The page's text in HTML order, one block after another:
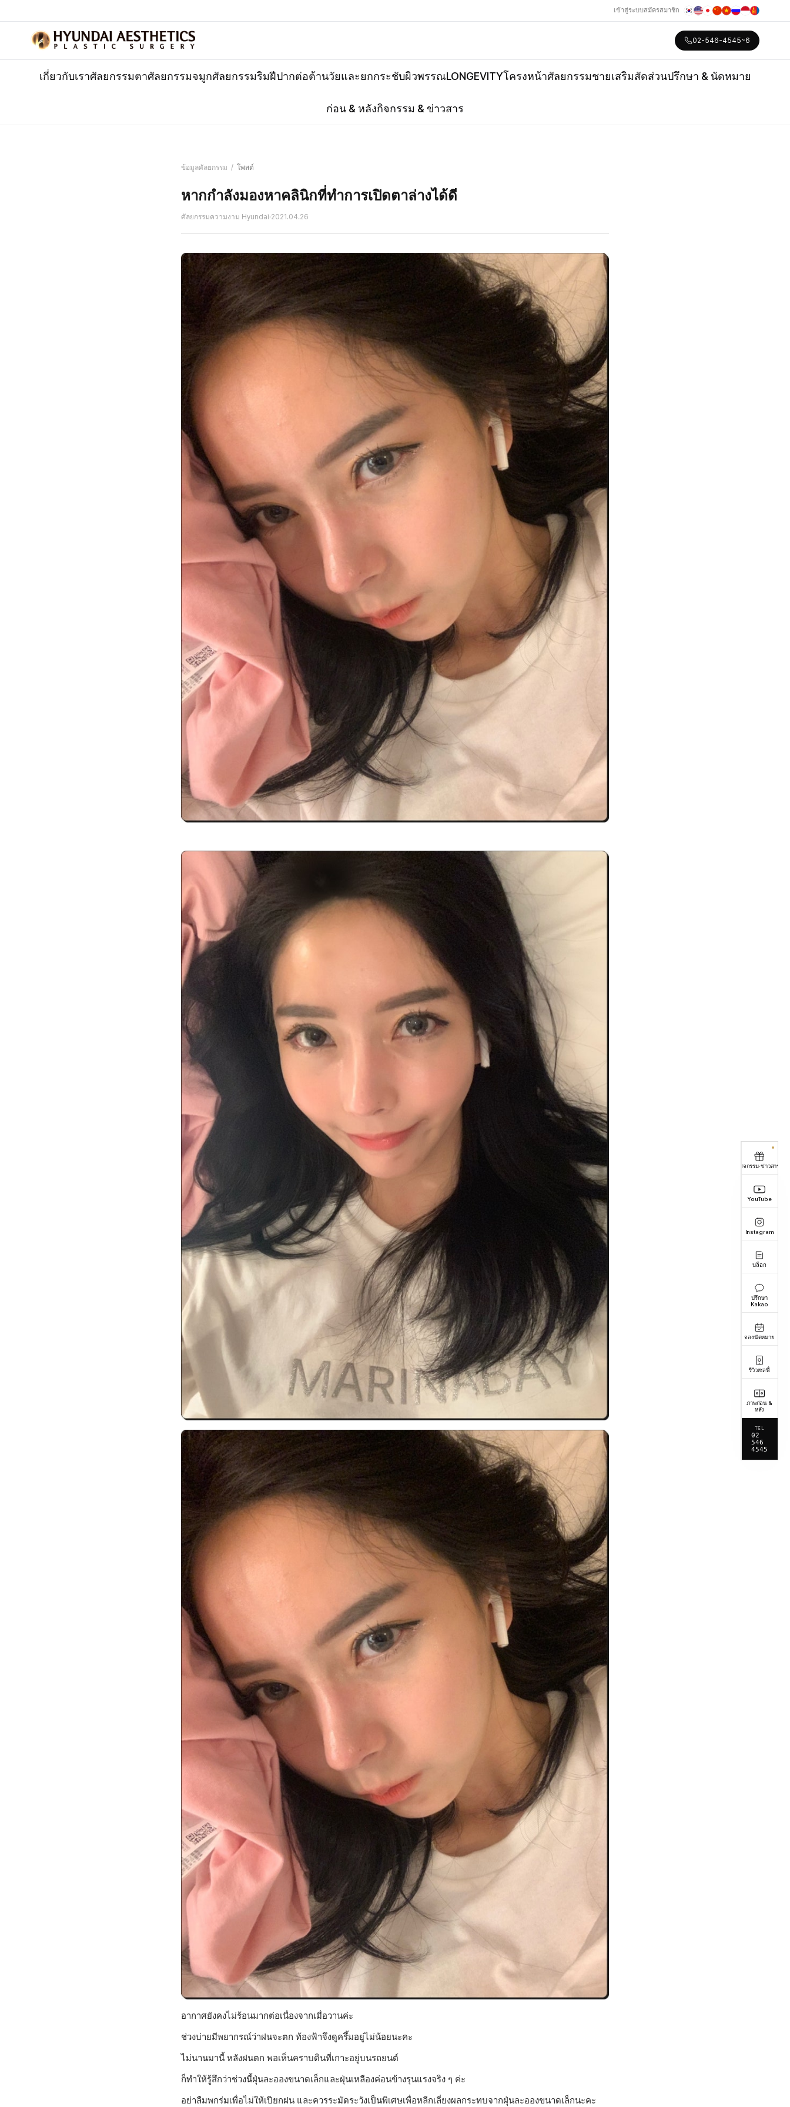
เข้าสู่ระบบสมัครสมาชิก
02-546-4545~6
เกี่ยวกับเราศัลยกรรมตาศัลยกรรมจมูกศัลยกรรมริมฝีปากต่อต้านวัยและยกกระชับผิวพรรณLONGEVITYโครงหน้าศัลยกรรมชายเสริมสัดส่วนปรึกษา & นัดหมาย
ก่อน & หลังกิจกรรม & ข่าวสาร
ข้อมูลศัลยกรรม / โพสต์
หากกำลังมองหาคลินิกที่ทำการเปิดตาล่างได้ดี
ศัลยกรรมความงาม Hyundai·2021.04.26
อากาศยังคงไม่ร้อนมากต่อเนื่องจากเมื่อวานค่ะ
ช่วงบ่ายมีพยากรณ์ว่าฝนจะตก ท้องฟ้าจึงดูครึ้มอยู่ไม่น้อยนะคะ
ไม่นานมานี้ หลังฝนตก พอเห็นคราบดินที่เกาะอยู่บนรถยนต์
ก็ทำให้รู้สึกว่าช่วงนี้ฝุ่นละอองขนาดเล็กและฝุ่นเหลืองค่อนข้างรุนแรงจริง ๆ ค่ะ
อย่าลืมพกร่มเพื่อไม่ให้เปียกฝน และควรระมัดระวังเป็นพิเศษเพื่อหลีกเลี่ยงผลกระทบจากฝุ่นละอองขนาดเล็กนะคะ
กิจกรรม·ข่าวสาร
YouTube
Instagram
บล็อก
ปรึกษา
Kakao
จองนัดหมาย
รีวิวเซลฟี่
ภาพก่อน &
หลัง
TEL
02
546
4545